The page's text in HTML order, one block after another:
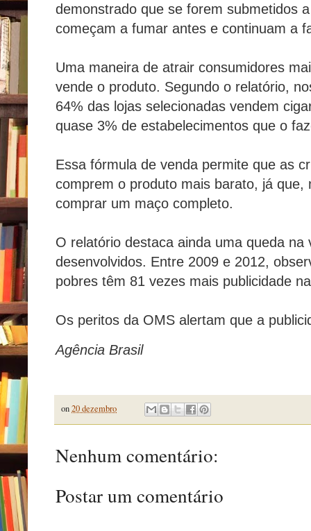
demonstrado que se forem submetidos
começam a fumar antes e continuam a
Uma maneira de atrair consumidores
vende o produto. Segundo o relatório,
64% das lojas selecionadas vendem
quase 3% de estabelecimentos que o
Essa fórmula de venda permite que as
comprem o produto mais barato, já que,
comprar um maço completo.
O relatório destaca ainda uma queda
desenvolvidos. Entre 2009 e 2012,
pobres têm 81 vezes mais publicidade
Os peritos da OMS alertam que a
Agência Brasil
on20 dezembro
Nenhum comentário:
Postar um comentário